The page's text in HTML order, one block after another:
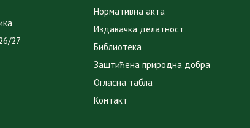
27
Нормативна акта
Издавачка делатност
Библиотека
Заштићена природна добра
Огласна табла
Контакт